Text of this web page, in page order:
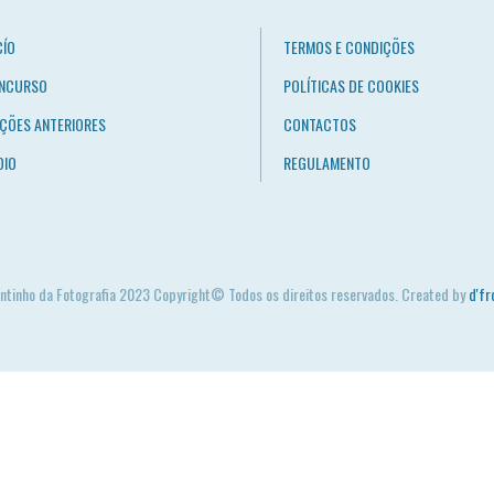
ANTERIORES
TERMOS E CONDIÇÕES
POLÍTICAS DE COOKIES
CONTACTOS
REGULAMENTO
da Fotografia 2023 Copyright© Todos os direitos reservados. Created by